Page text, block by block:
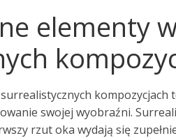
elementy
swojej wyobraźni.
rzut oka wydają się